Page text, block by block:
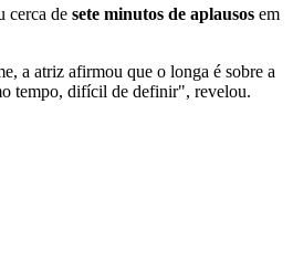
cerca de sete minutos de aplausos em
a atriz afirmou que o longa é sobre a
tempo, difícil de definir", revelou.